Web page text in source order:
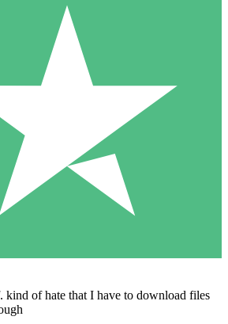
kind of hate that I have to download files